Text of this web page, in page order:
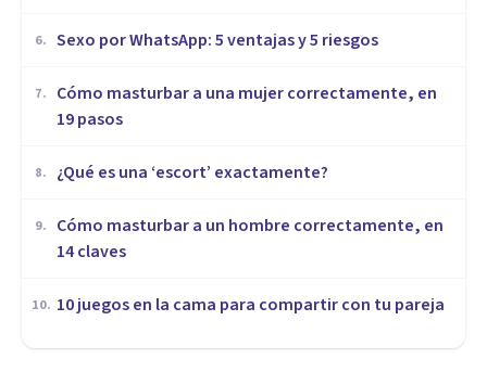
6. Sexo por WhatsApp: 5 ventajas y 5 riesgos
7.
Cómo masturbar a una mujer correctamente, en
19 pasos
8. ¿Qué es una ‘escort’ exactamente?
9.
Cómo masturbar a un hombre correctamente, en
14 claves
10. 10 juegos en la cama para compartir con tu pareja
Psicología gay: sobre lo que no